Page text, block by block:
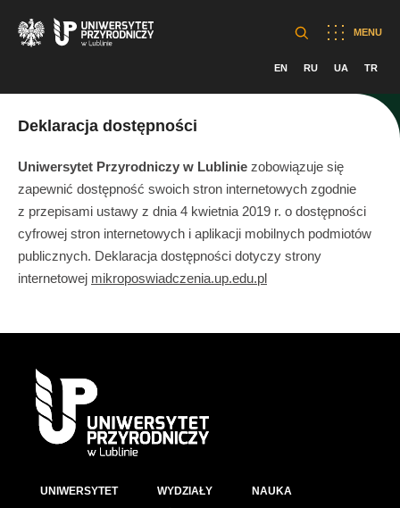
MENU
EN RU UA TR
Deklaracja dostępności
Uniwersytet Przyrodniczy w Lublinie zobowiązuje się
zapewnić dostępność swoich stron internetowych zgodnie
z przepisami ustawy z dnia 4 kwietnia 2019 r. o dostępności
cyfrowej stron internetowych i aplikacji mobilnych podmiotów
publicznych. Deklaracja dostępności dotyczy strony
internetowej mikroposwiadczenia.up.edu.pl
UNIWERSYTET WYDZIAŁY
NAUKA